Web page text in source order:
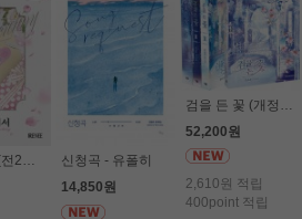
전속 비서 (전2권세트) (19세 이상) - 이서한
신청곡 - 유폴히
14,850원
검을 든 꽃 (개정판, 전4권세트) - 은소로
52,200원
2,610원 적립
400point 적립